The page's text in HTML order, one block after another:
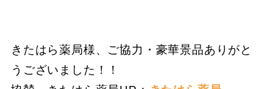
きたはら薬局様、ご協力・豪華景品ありがと
うございました！！